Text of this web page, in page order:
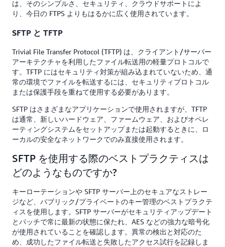
は、そのシンプルさ、セキュリティ、クラウドサポートによ
り、今日の FTPS よりもはるかに広く使用されています。
SFTP と TFTP
Trivial File Transfer Protocol (TFTP) は、クライアント/サーバー
アーキテクチャを利用したファイル転送用の軽量プロトコルで
す。TFTP にはセキュリティ対策が組み込まれていないため、通
常の環境でファイルを転送するには、セキュリティプロトコル
または保護手段を重ねて使用する必要があります。
SFTP はさまざまなアプリケーションで使用されますが、TFTP
は通常、新しいハードウェア、ファームウェア、およびオペレ
ーティングシステムをセットアップまたは起動するときに、ロ
ーカルの安全なネットワークでのみ直接使用されます。
SFTP を使用する際のベストプラクティスは
どのようなものですか?
キーローテーションや SFTP サーバー上のセキュアなストレー
ジなど、パブリック/プライベートのキー管理のベストプラクテ
ィスを使用します。SFTP サーバーがセキュリティアップデート
とパッチで常に最新の状態に保たれ、AES などの強力な暗号化
が使用されていることを確認します。異常の検出と対応のた
め、成功したファイル転送と失敗したアクセス試行を記録しま